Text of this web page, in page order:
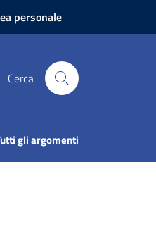
personale
Cerca
gli argomenti